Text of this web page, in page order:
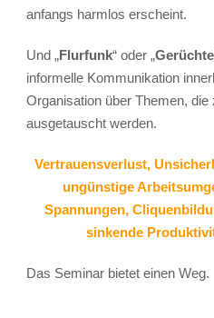
anfangs harmlos erscheint.
Und „Flurfunk“ oder „
informelle Kommunikation
Organisation über Themen,
ausgetauscht werden.
Vertrauensverlust,
ungünstige
Spannungen,
sinkende
Das Seminar bietet einen Weg.